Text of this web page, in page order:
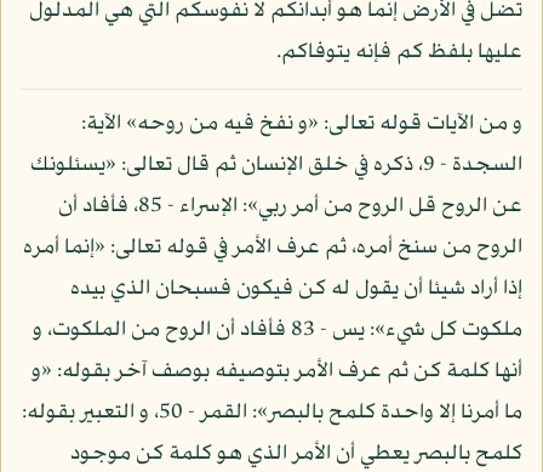
تضل في الأرض إنما هو أبدانكم لا نفوسكم التي هي المدلول
عليها بلفظ كم فإنه يتوفاكم.
و من الآيات قوله تعالى: «و نفخ فيه من روحه» الآية:
السجدة - 9، ذكره في خلق الإنسان ثم قال تعالى: «يسئلونك
عن الروح قل الروح من أمر ربي»: الإسراء - 85، فأفاد أن
الروح من سنخ أمره، ثم عرف الأمر في قوله تعالى: «إنما أمره
إذا أراد شيئا أن يقول له كن فيكون فسبحان الذي بيده
ملكوت كل شيء»: يس - 83 فأفاد أن الروح من الملكوت، و
أنها كلمة كن ثم عرف الأمر بتوصيفه بوصف آخر بقوله: «و
ما أمرنا إلا واحدة كلمح بالبصر»: القمر - 50، و التعبير بقوله:
كلمح بالبصر يعطي أن الأمر الذي هو كلمة كن موجود